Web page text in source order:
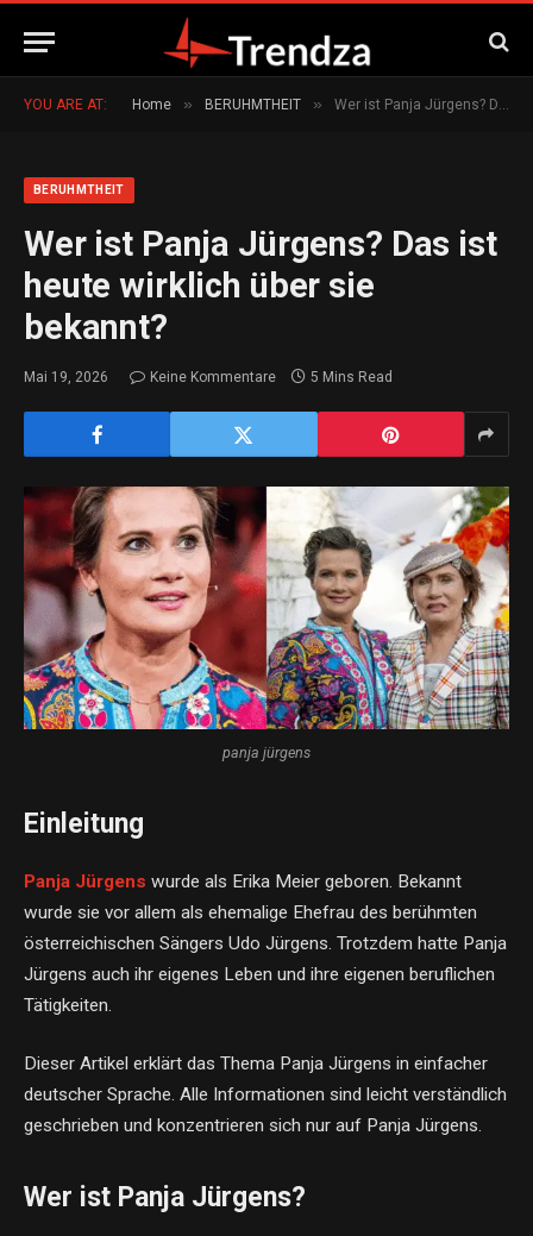
YOU ARE AT: Home » BERUHMTHEIT » Wer ist Panja Jürgens? Das ist heute wirklich über sie bekannt?
BERUHMTHEIT
Wer ist Panja Jürgens? Das ist
heute wirklich über sie
bekannt?
Mai 19, 2026 Keine Kommentare 5 Mins Read
panja jürgens
Einleitung
Panja Jürgens wurde als Erika Meier geboren. Bekannt
wurde sie vor allem als ehemalige Ehefrau des berühmten
österreichischen Sängers Udo Jürgens. Trotzdem hatte Panja
Jürgens auch ihr eigenes Leben und ihre eigenen beruflichen
Tätigkeiten.
Dieser Artikel erklärt das Thema Panja Jürgens in einfacher
deutscher Sprache. Alle Informationen sind leicht verständlich
geschrieben und konzentrieren sich nur auf Panja Jürgens.
Wer ist Panja Jürgens?